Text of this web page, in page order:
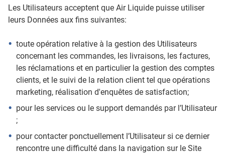
Les Utilisateurs acceptent que Air Liquide puisse utiliser
leurs Données aux fins suivantes:
toute opération relative à la gestion des Utilisateurs
concernant les commandes, les livraisons, les factures,
les réclamations et en particulier la gestion des comptes
clients, et le suivi de la relation client tel que opérations
marketing, réalisation d'enquêtes de satisfaction;
pour les services ou le support demandés par l’Utilisateur
;
pour contacter ponctuellement l’Utilisateur si ce dernier
rencontre une difficulté dans la navigation sur le Site